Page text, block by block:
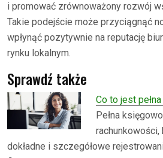
i promować zrównoważony rozwój
Takie podejście może przyciągnąć
wpłynąć pozytywnie na reputację
rynku lokalnym.
Sprawdź także
Co to jest
Pełna
dokładne i szczegółowe